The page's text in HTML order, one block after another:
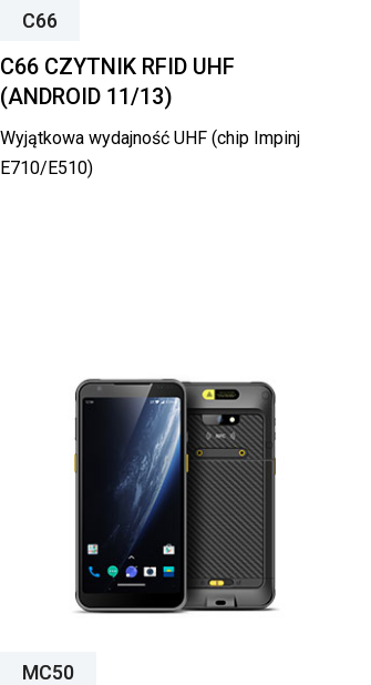
C66
C66 CZYTNIK RFID UHF
(ANDROID 11/13)
Wyjątkowa wydajność UHF (chip Impinj
E710/E510)
MC50